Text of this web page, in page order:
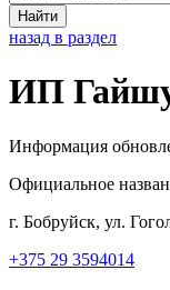
Найти
назад в раздел
ИП
Информация
Официальное
г. Бобруйск, ул.
+375 29 3594014